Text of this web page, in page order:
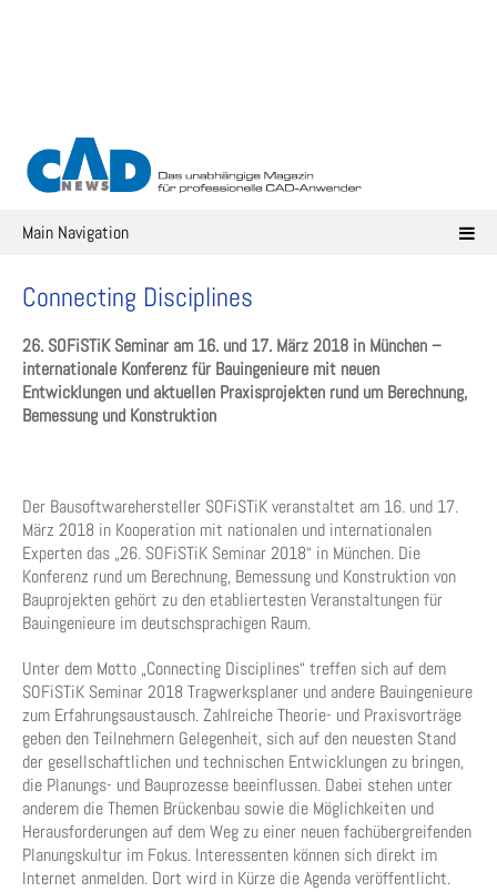
Main Navigation
Connecting Disciplines
26. SOFiSTiK Seminar am 16. und 17. März 2018 in München –
internationale Konferenz für Bauingenieure mit neuen
Entwicklungen und aktuellen Praxisprojekten rund um Berechnung,
Bemessung und Konstruktion
Der Bausoftwarehersteller SOFiSTiK veranstaltet am 16. und 17.
März 2018 in Kooperation mit nationalen und internationalen
Experten das „26. SOFiSTiK Seminar 2018“ in München. Die
Konferenz rund um Berechnung, Bemessung und Konstruktion von
Bauprojekten gehört zu den etabliertesten Veranstaltungen für
Bauingenieure im deutschsprachigen Raum.
Unter dem Motto „Connecting Disciplines“ treffen sich auf dem
SOFiSTiK Seminar 2018 Tragwerksplaner und andere Bauingenieure
zum Erfahrungsaustausch. Zahlreiche Theorie- und Praxisvorträge
geben den Teilnehmern Gelegenheit, sich auf den neuesten Stand
der gesellschaftlichen und technischen Entwicklungen zu bringen,
die Planungs- und Bauprozesse beeinflussen. Dabei stehen unter
anderem die Themen Brückenbau sowie die Möglichkeiten und
Herausforderungen auf dem Weg zu einer neuen fachübergreifenden
Planungskultur im Fokus. Interessenten können sich direkt im
Internet anmelden. Dort wird in Kürze die Agenda veröffentlicht.